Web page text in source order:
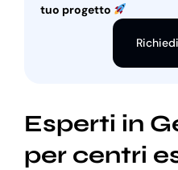
tuo progetto
Esperti in
per centri